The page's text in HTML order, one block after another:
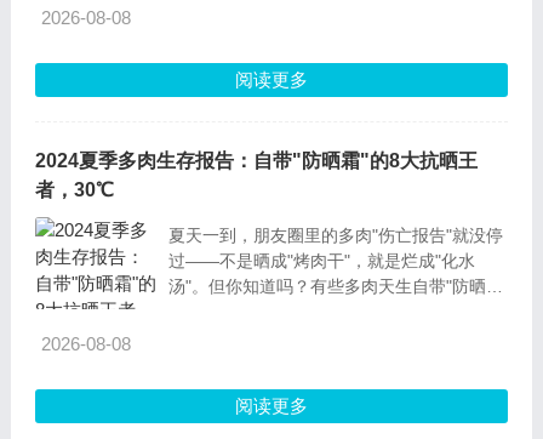
这篇实战攻略都能让你少走弯路～我就是宝妈
2026-08-08
阅读更多
2024夏季多肉生存报告：自带"防晒霜"的8大抗晒王
者，30℃
夏天一到，朋友圈里的多肉"伤亡报告"就没停
过——不是晒成"烤肉干"，就是烂成"化水
汤"。但你知道吗？有些多肉天生自带"防晒装
失败度夏指南"，让你的
2026-08-08
阅读更多